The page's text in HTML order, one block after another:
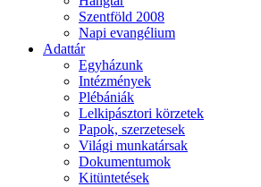
Szentföld 2008
Napi evangélium
Adattár
Egyházunk
Intézmények
Plébániák
Lelkipásztori körzetek
Papok, szerzetesek
Világi munkatársak
Dokumentumok
Kitüntetések